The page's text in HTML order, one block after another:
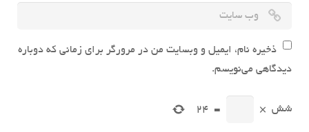
ذخیره نام، ایمیل و وبسایت من در مرورگر برای زمانی که دوباره
دیدگاهی می‌نویسم.
شش ×
=
24